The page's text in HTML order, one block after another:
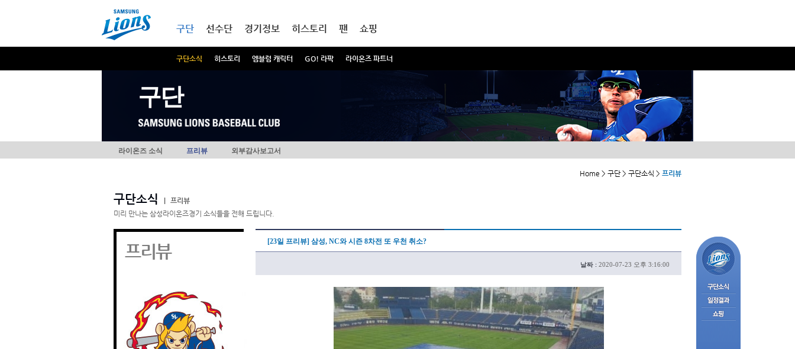
구단
구단소식 히스토리 엠블럼 캐릭터 GO! 라팍 라이온즈 파트너
선수단 경기정보 히스토리 팬 쇼핑
구단
라이온즈 소식 프리뷰 외부감사보고서
Home > 구단 > 구단소식 > 프리뷰
구단소식
프리뷰
미리 만나는 삼성라이온즈경기 소식들을 전해 드립니다.
프리뷰 [23일 프리뷰] 삼성, NC와 시즌 8차전 또 우천 취소?
날짜 : 2020-07-23 오후 3:16:00